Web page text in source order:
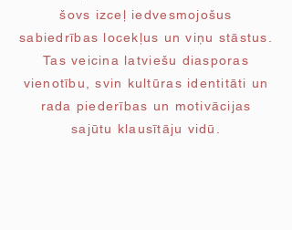
šovs izceļ iedvesmojošus
sabiedrības locekļus un viņu stāstus.
Tas veicina latviešu diasporas
vienotību, svin kultūras identitāti un
rada piederības un motivācijas
sajūtu klausītāju vidū.